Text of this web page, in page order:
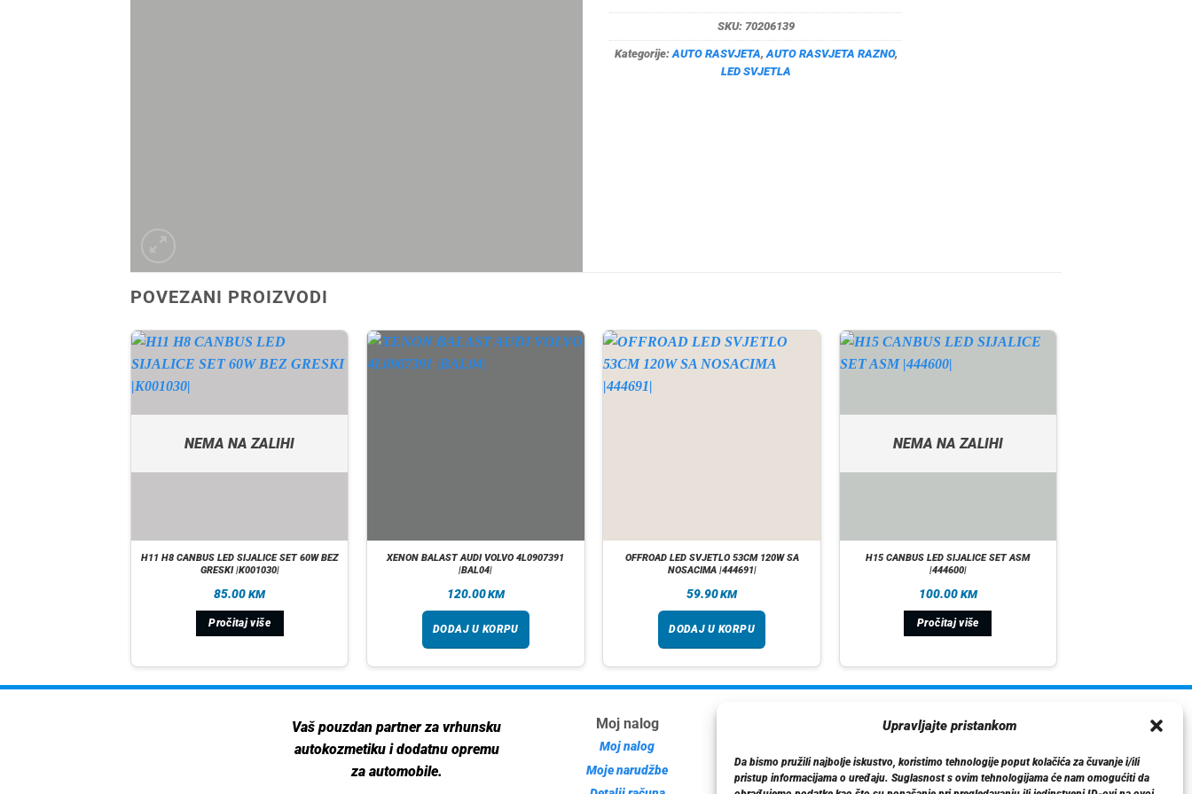
Upravljajte pristankom
Da bismo pružili najbolje iskustvo, koristimo tehnologije poput kolačića za čuvanje i/ili
pristup informacijama o uređaju. Suglasnost s ovim tehnologijama će nam omogućiti da
SKU: 70206139
Kategorije: AUTO RASVJETA, AUTO RASVJETA RAZNO,
LED SVJETLA
POVEZANI PROIZVODI
NEMA NA ZALIHI
H11 H8 CANBUS LED SIJALICE SET 60W BEZ
GRESKI |K001030|
85.00 KM
Pročitaj više
XENON BALAST AUDI VOLVO 4L0907391
|BAL04|
120.00KM
DODAJ U KORPU
OFFROAD LED SVJETLO 53CM 120W SA
NOSACIMA |444691|
59.90KM
DODAJ U KORPU
NEMA NA ZALIHI
H15 CANBUS LED SIJALICE SET ASM
|444600|
100.00 KM
Pročitaj više
Vaš pouzdan partner za vrhunsku
autokozmetiku i dodatnu opremu
za automobile.
Moj nalog
Moj nalog
Moje narudžbe
Dostava